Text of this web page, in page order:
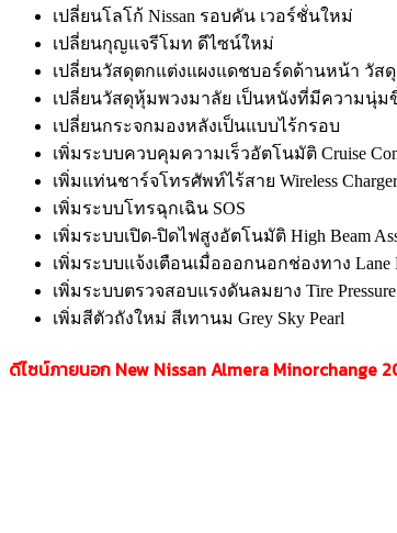
เปลี่ยนโลโก้ Nissan รอบคัน เวอร์ชั่นใหม่
เปลี่ยนกุญแจรีโมท ดีไซน์ใหม่
เปลี่ยนวัสดุตกแต่งแผงแดชบอร์ดด้านหน้า วัส
เปลี่ยนวัสดุหุ้มพวงมาลัย เป็นหนังที่มีความนุ่ม
เปลี่ยนกระจกมองหลังเป็นแบบไร้กรอบ
เพิ่มระบบควบคุมความเร็วอัตโนมัติ Cruise
เพิ่มแท่นชาร์จโทรศัพท์ไร้สาย Wireless Charger
เพิ่มระบบโทรฉุกเฉิน SOS
เพิ่มระบบเปิด-ปิดไฟสูงอัตโนมัติ High Beam
เพิ่มระบบแจ้งเตือนเมื่อออกนอกช่องทาง Lane
เพิ่มระบบตรวจสอบแรงดันลมยาง Tire Pressure
เพิ่มสีตัวถังใหม่ สีเทานม Grey Sky Pearl
ดีไซน์ภายนอก New Nissan Almera Minorchange